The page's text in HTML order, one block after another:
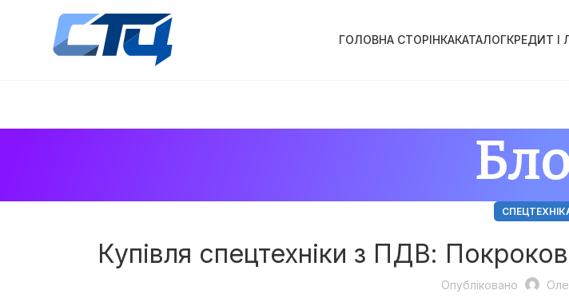
ГОЛОВНА СТОРІНКАКАТАЛОГКРЕДИТ І
Купівля спецтехніки з ПДВ:
Опубліковано